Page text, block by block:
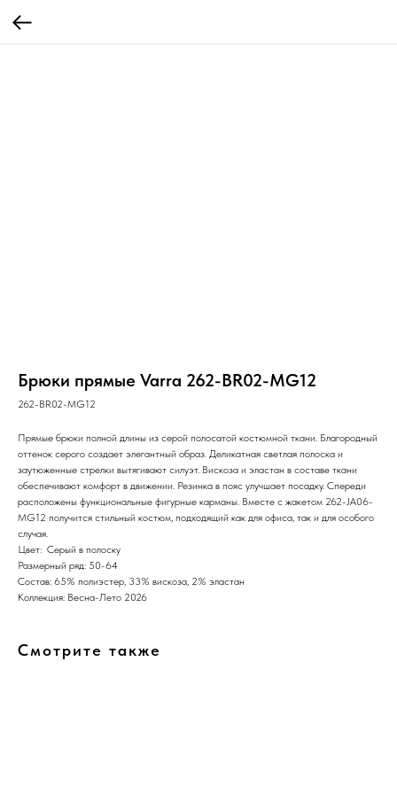
Брюки прямые Varra 262-BR02-MG12
262-BR02-MG12
Прямые брюки полной длины из серой полосатой костюмной ткани. Благородный
оттенок серого создает элегантный образ. Деликатная светлая полоска и
заутюженные стрелки вытягивают силуэт. Вискоза и эластан в составе ткани
обеспечивают комфорт в движении. Резинка в пояс улучшает посадку. Спереди
расположены функциональные фигурные карманы. Вместе с жакетом 262-JA06-
MG12 получится стильный костюм, подходящий как для офиса, так и для особого
случая.
Цвет: Серый в полоску
Размерный ряд: 50-64
Состав: 65% полиэстер, 33% вискоза, 2% эластан
Коллекция: Весна-Лето 2026
Смотрите также